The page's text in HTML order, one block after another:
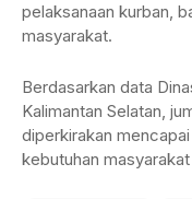
pelaksanaan kurban,
masyarakat.
Berdasarkan data
Kalimantan Selatan,
diperkirakan
kebutuhan